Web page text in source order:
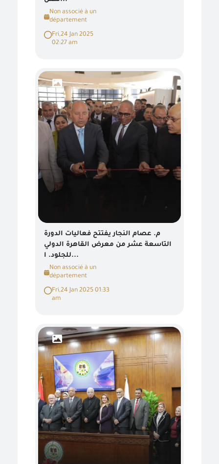
Non associé à un
département
Fri,24 Jan 2025
02:27 am
م. عصام النجار يفتتح فعاليات الدورة
التاسعة عشر من معرض القاهرة الدولي
للجلود. ا...
Non associé à un
département
Fri,24 Jan 2025 01:33
am